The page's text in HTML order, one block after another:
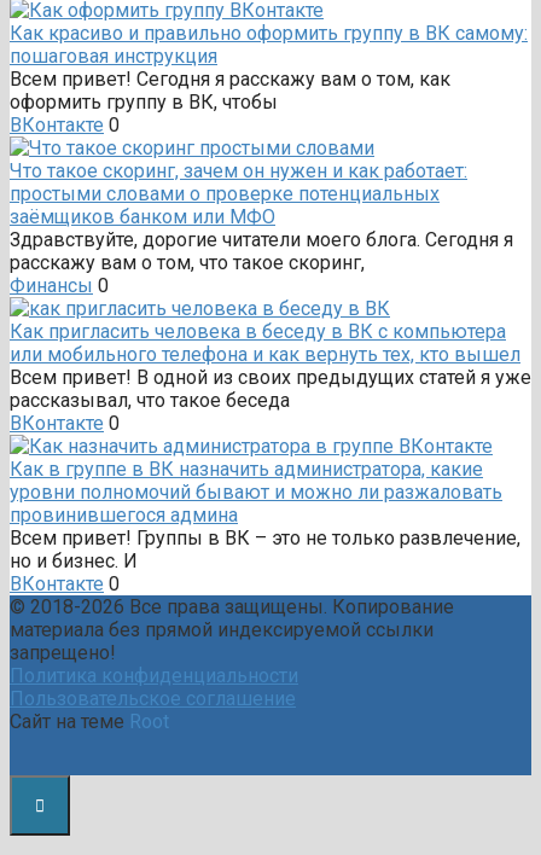
Как красиво и правильно оформить группу в ВК самому:
пошаговая инструкция
Всем привет! Сегодня я расскажу вам о том, как
оформить группу в ВК, чтобы
ВКонтакте 0
Что такое скоринг, зачем он нужен и как работает:
простыми словами о проверке потенциальных
заёмщиков банком или МФО
Здравствуйте, дорогие читатели моего блога. Сегодня я
расскажу вам о том, что такое скоринг,
Финансы 0
Как пригласить человека в беседу в ВК с компьютера
или мобильного телефона и как вернуть тех, кто вышел
Всем привет! В одной из своих предыдущих статей я уже
рассказывал, что такое беседа
ВКонтакте 0
Как в группе в ВК назначить администратора, какие
уровни полномочий бывают и можно ли разжаловать
провинившегося админа
Всем привет! Группы в ВК – это не только развлечение,
но и бизнес. И
ВКонтакте 0
© 2018-2026 Все права защищены. Копирование
материала без прямой индексируемой ссылки
запрещено!
Политика конфиденциальности
Пользовательское соглашение
Сайт на теме Root